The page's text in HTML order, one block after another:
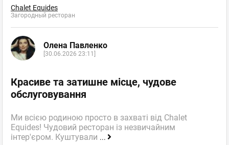
Chalet Equides
Загородный ресторан
Олена Павленко
[30.06.2026 23:11]
Красиве та затишне місце, чудове
обслуговування
Ми всією родиною просто в захваті від Chalet
Equides! Чудовий ресторан із незвичайним
інтер'єром. Куштували ...